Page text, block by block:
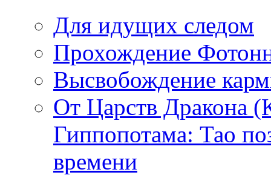
Для идущих следом
Прохождение
Высвобождение
От Царств Дракона
Гиппопотама: Тао
времени